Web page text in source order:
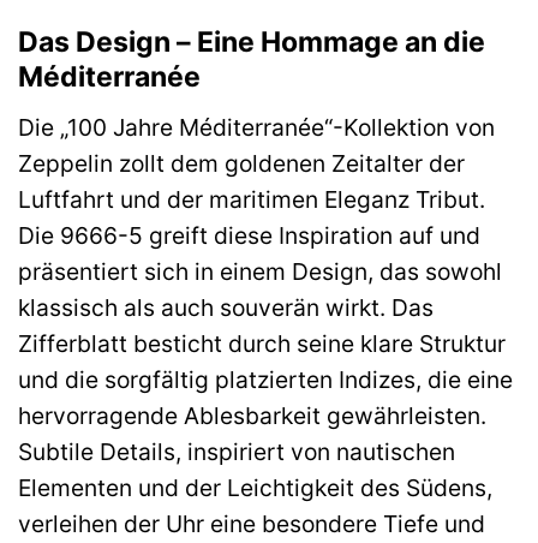
Das Design – Eine Hommage an die
Méditerranée
Die „100 Jahre Méditerranée“-Kollektion von
Zeppelin zollt dem goldenen Zeitalter der
Luftfahrt und der maritimen Eleganz Tribut.
Die 9666-5 greift diese Inspiration auf und
präsentiert sich in einem Design, das sowohl
klassisch als auch souverän wirkt. Das
Zifferblatt besticht durch seine klare Struktur
und die sorgfältig platzierten Indizes, die eine
hervorragende Ablesbarkeit gewährleisten.
Subtile Details, inspiriert von nautischen
Elementen und der Leichtigkeit des Südens,
verleihen der Uhr eine besondere Tiefe und